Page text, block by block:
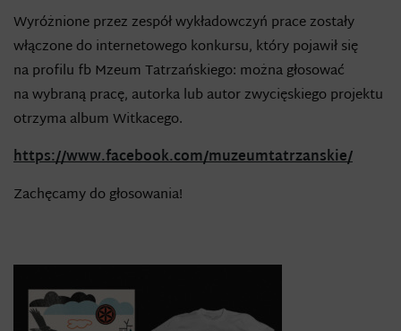
Wyróżnione przez zespół wykładowczyń prace zostały
włączone do internetowego konkursu, który pojawił się
na profilu fb Mzeum Tatrzańskiego: można głosować
na wybraną pracę, autorka lub autor zwycięskiego projektu
otrzyma album Witkacego.
https://www.facebook.com/muzeumtatrzanskie/
Zachęcamy do głosowania!